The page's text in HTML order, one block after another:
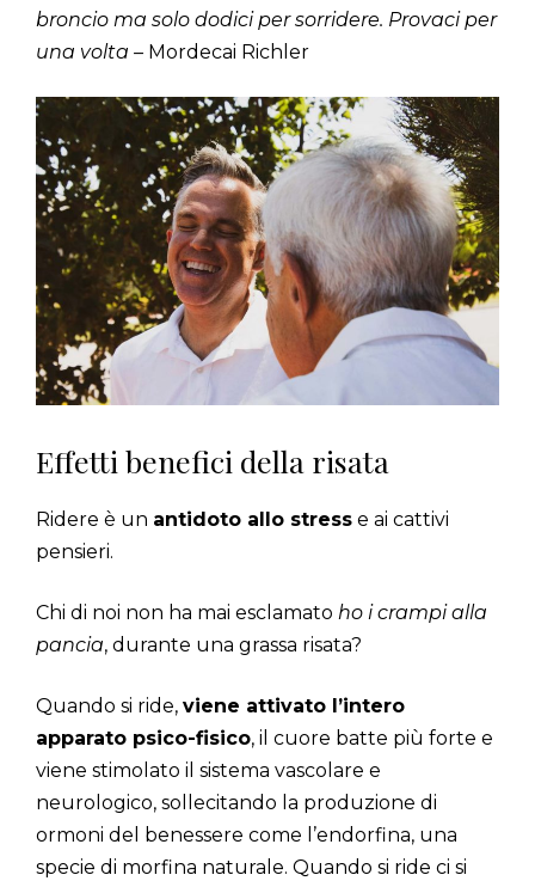
broncio ma solo dodici per sorridere. Provaci per
una volta – Mordecai Richler
Effetti benefici della risata
Ridere è un antidoto allo stress e ai cattivi
pensieri.
Chi di noi non ha mai esclamato ho i crampi alla
pancia, durante una grassa risata?
Quando si ride, viene attivato l’intero
apparato psico-fisico, il cuore batte più forte e
viene stimolato il sistema vascolare e
neurologico, sollecitando la produzione di
ormoni del benessere come l’endorfina, una
specie di morfina naturale. Quando si ride ci si